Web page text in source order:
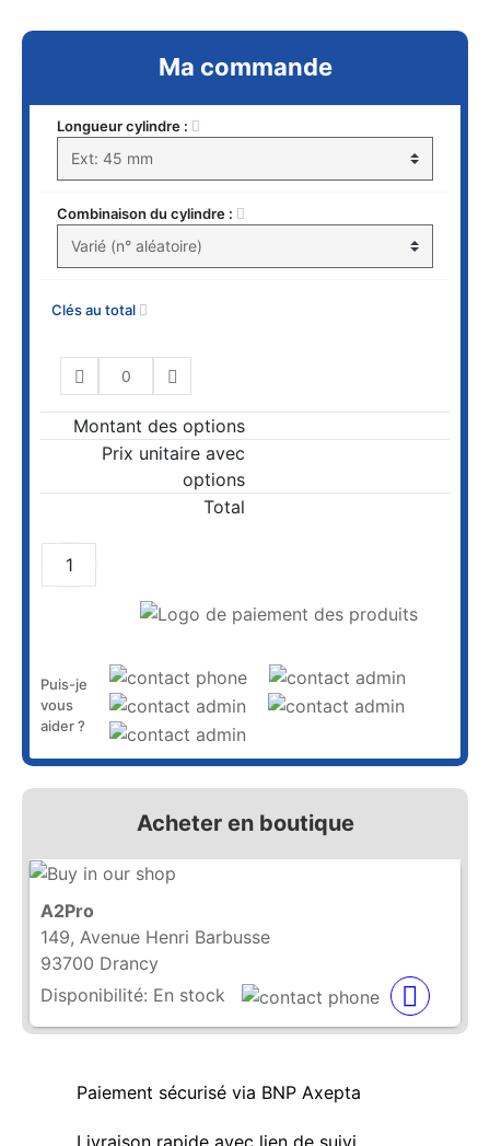
Ma commande
Longueur cylindre :
Combinaison du cylindre :
Clés au total
Montant des options
Prix unitaire avec
options
Total
Puis-je
vous
aider ?
Acheter en boutique
A2Pro
149, Avenue Henri Barbusse
93700 Drancy
Disponibilité: En stock
Paiement sécurisé via BNP Axepta
Livraison rapide avec lien de suivi